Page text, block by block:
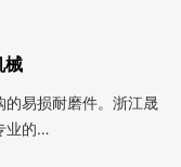
械
的易损耐磨件。浙江晟
业的…